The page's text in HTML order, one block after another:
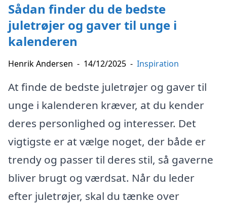
Sådan finder du de bedste
juletrøjer og gaver til unge i
kalenderen
Henrik Andersen - 14/12/2025 - Inspiration
At finde de bedste juletrøjer og gaver til
unge i kalenderen kræver, at du kender
deres personlighed og interesser. Det
vigtigste er at vælge noget, der både er
trendy og passer til deres stil, så gaverne
bliver brugt og værdsat. Når du leder
efter juletrøjer, skal du tænke over